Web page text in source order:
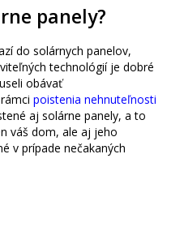
panely?
do solárnych panelov,
technológií je dobré
obávať
poistenia nehnuteľnosti
aj solárne panely, a to
váš dom, ale aj jeho
v prípade nečakaných